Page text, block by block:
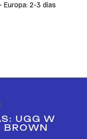
Europa: 2-3 días
UGG W